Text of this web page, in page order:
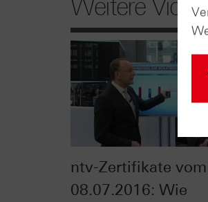
Weitere
ntv-Zertifikate vom
08.07.2016: Wie